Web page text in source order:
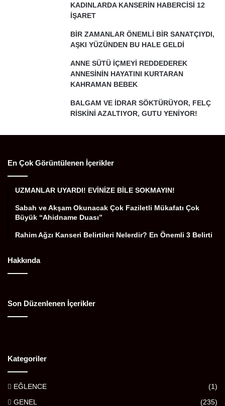
KADINLARDA KANSERİN HABERCİSİ 12
İŞARET
BİR ZAMANLAR ÖNEMLİ BİR SANATÇIYDI,
AŞKI YÜZÜNDEN BU HALE GELDİ
ANNE SÜTÜ İÇMEYİ REDDEDEREK
ANNESİNİN HAYATINI KURTARAN
KAHRAMAN BEBEK
BALGAM VE İDRAR SÖKTÜRÜYOR, FELÇ
RİSKİNİ AZALTIYOR, GUTU YENİYOR!
En Çok Görüntülenen İçerikler
UZMANLAR UYARDI! EVİNİZE BİLE SOKMAYIN!
Sabah ve Akşam Okunacak Çok Faziletli Mükafatı Çok
Büyük “Ahidname Duası”
Rahim Ağzı Kanseri Belirtileri Nelerdir? En Önemli 3 Belirti
Hakkında
Son Düzenlenen İçerikler
Kategoriler
EĞLENCE (1)
GENEL (235)